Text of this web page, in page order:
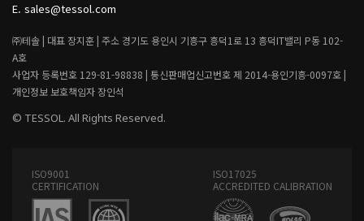
E. sales@tessol.com
㈜테솔 | 대표 장지훈 | 주소 경기도 용인시 기흥구 흥덕1로 13 흥덕IT밸리 P동 102-
A호
사업자 등록번호 129-81-98838 | 통신판매업신고번호 제 2014-용인기흥-0097호 |
개인정보 보호책임자 장인석
© TESSOL. All Rights Reserved.
ISO9001
CERTIFICATION
ISO17025
ACCREDITED CALIBRATION